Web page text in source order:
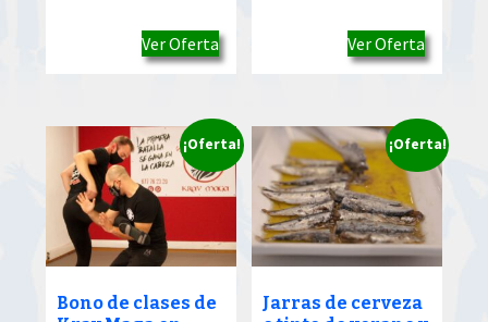
originalactual
39.00€.
Ver Oferta
originalactual
39.00€.
Ver Oferta
¡Oferta!
Bono de clases de
¡Oferta!
Jarras de cerveza